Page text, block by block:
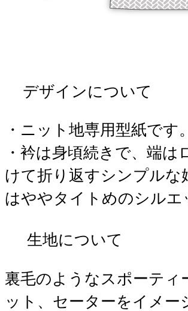
デザインについて
・ニット地専用型紙です。
・衿は身頃続きで、端は
けて折り返すシンプルな
はややタイトめのシルエ
生地について
裏毛のようなスポーティ
ット、セーターをイメー